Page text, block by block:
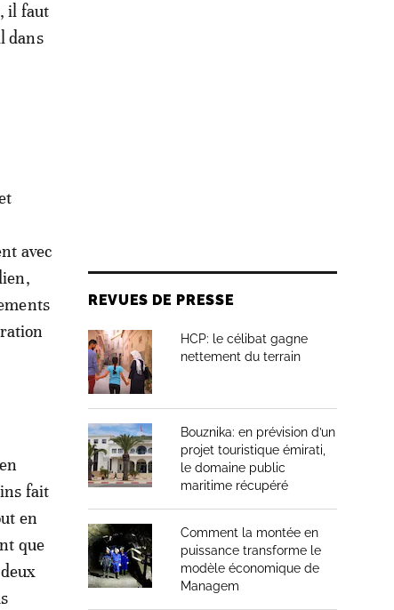
il faut
dans
avec
fait
en
que
REVUES DE PRESSE
HCP: le célibat gagne
nettement du terrain
Bouznika: en prévision d’un
projet touristique émirati,
le domaine public
maritime récupéré
Comment la montée en
puissance transforme le
modèle économique de
Managem